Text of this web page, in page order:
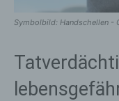
Symbolbild: Handschellen -